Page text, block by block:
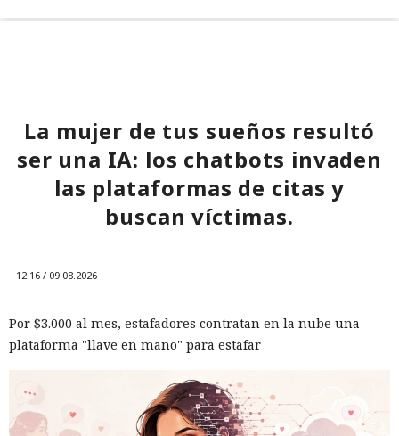
La mujer de tus sueños resultó
ser una IA: los chatbots invaden
las plataformas de citas y
buscan víctimas.
12:16 / 09.08.2026
Por $3.000 al mes, estafadores contratan en la nube una
plataforma "llave en mano" para estafar